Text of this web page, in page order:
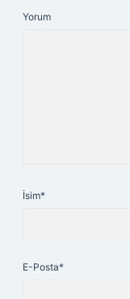
Yorum
İsim*
E-Posta*